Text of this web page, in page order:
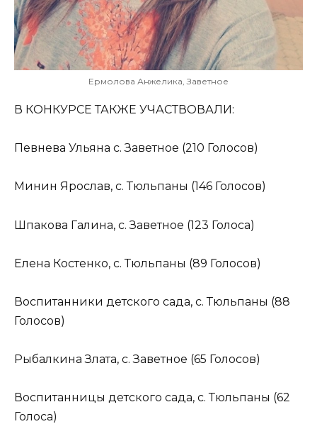
Ермолова Анжелика, Заветное
В КОНКУРСЕ ТАКЖЕ УЧАСТВОВАЛИ:
Певнева Ульяна с. Заветное (210 Голосов)
Минин Ярослав, с. Тюльпаны (146 Голосов)
Шпакова Галина, с. Заветное (123 Голоса)
Елена Костенко, с. Тюльпаны (89 Голосов)
Воспитанники детского сада, с. Тюльпаны (88
Голосов)
Рыбалкина Злата, с. Заветное (65 Голосов)
Воспитанницы детского сада, с. Тюльпаны (62
Голоса)